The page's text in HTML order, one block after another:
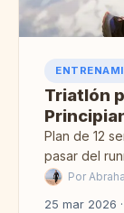
Triatlón
Plan de 12
pasar del
Por
25 mar 2026